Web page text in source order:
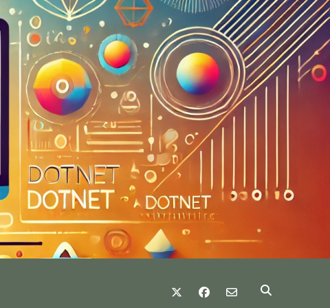
twitter facebook
email-form